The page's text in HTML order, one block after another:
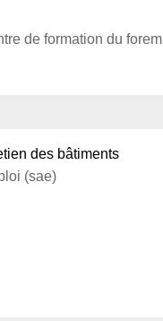
de formation du forem
des bâtiments
(sae)